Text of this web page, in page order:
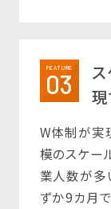
FEATURE
03
W体制が実
模のスケー
業人数が多
ずか9カ月